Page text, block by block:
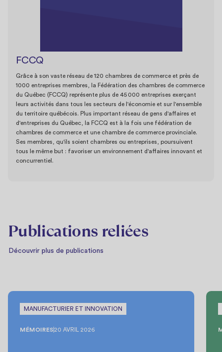
FCCQ
Grâce à son vaste réseau de 120 chambres de commerce et près de
1000 entreprises membres, la Fédération des chambres de commerce
du Québec (FCCQ) représente plus de 45 000 entreprises exerçant
leurs activités dans tous les secteurs de l'économie et sur l'ensemble
du territoire québécois. Plus important réseau de gens d'affaires et
d'entreprises du Québec, la FCCQ est à la fois une fédération de
chambres de commerce et une chambre de commerce provinciale.
Ses membres, qu'ils soient chambres ou entreprises, poursuivent
tous le même but : favoriser un environnement d'affaires innovant et
concurrentiel.
Publications reliées
Découvrir plus de publications
MANUFACTURIER ET INNOVATION
MÉMOIRES 20 AVRIL 2026